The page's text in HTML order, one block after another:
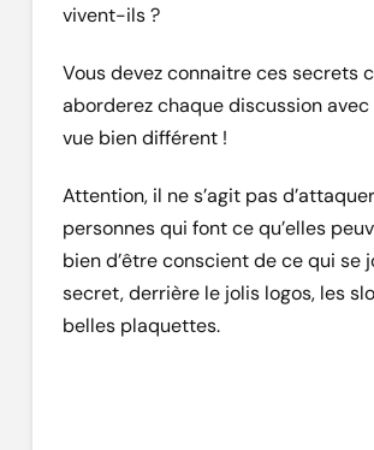
vivent-ils ?
Vous devez connaitre ces secrets
aborderez chaque discussion
vue bien différent !
Attention, il ne s’agit pas
personnes qui font ce qu’elles
bien d’être conscient de ce qui se
secret, derrière le jolis logos, les
belles plaquettes.